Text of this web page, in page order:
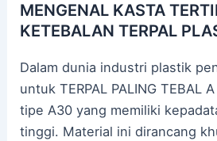
MENGENAL KASTA
KETEBALAN TERPAL
Dalam dunia industri plastik
untuk TERPAL PALING TEBAL
tipe A30 yang memiliki
tinggi. Material ini dirancang